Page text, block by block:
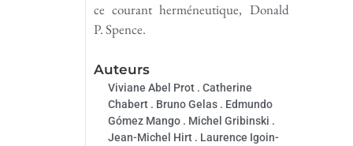
ce courant herméneutique, Donald
P. Spence.
Auteurs
Viviane Abel Prot . Catherine
Chabert . Bruno Gelas . Edmundo
Gómez Mango . Michel Gribinski .
Jean-Michel Hirt . Laurence Igoin-